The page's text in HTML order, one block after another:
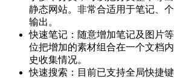
静态网站。非常合适用于笔记、
输出。
快速笔记：随意增加笔记及图片
位把增加的素材组合在一个文档
史收集情况。
快速搜索：目前已支持全局快捷键